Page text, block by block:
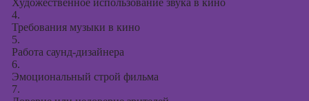
Художественное использование звука в кино
4.
Требования музыки в кино
5.
Работа саунд-дизайнера
6.
Эмоциональный строй фильма
7.